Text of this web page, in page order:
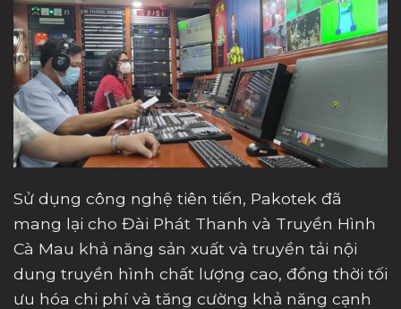
Sử dụng công nghệ tiên tiến, Pakotek đã
mang lại cho Đài Phát Thanh và Truyền Hình
Cà Mau khả năng sản xuất và truyền tải nội
dung truyền hình chất lượng cao, đồng thời tối
ưu hóa chi phí và tăng cường khả năng cạnh